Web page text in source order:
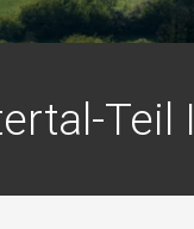
Teil I